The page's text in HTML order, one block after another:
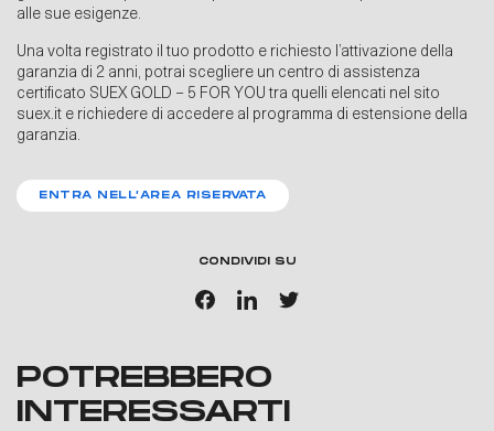
alle sue esigenze.
Una volta registrato il tuo prodotto e richiesto l’attivazione della
garanzia di 2 anni, potrai scegliere un centro di assistenza
certificato SUEX GOLD – 5 FOR YOU tra quelli elencati nel sito
suex.it e richiedere di accedere al programma di estensione della
garanzia.
ENTRA NELL’AREA RISERVATA
CONDIVIDI SU
POTREBBERO
INTERESSARTI